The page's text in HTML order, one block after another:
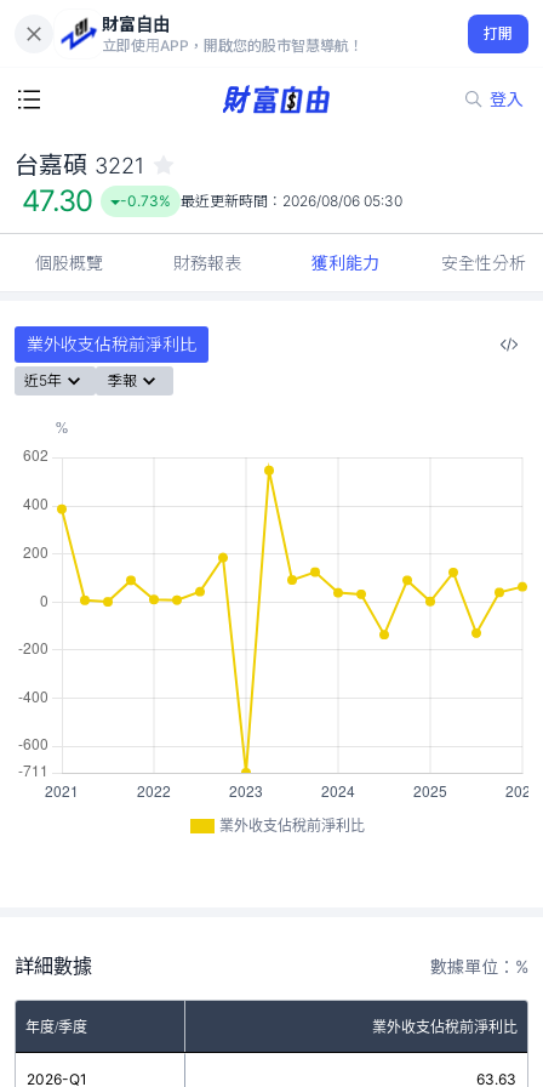
財富自由
立即使用APP，開啟您的股市智慧導航！
打開
登入
47.30
-0.73%
台嘉碩 3221
47.30 -0.73% 最近更新時間： 2026/08/06 05:30
個股概覽 財務報表 獲利能力 安全性分析
業外收支佔稅前淨利比
近5年 季報
業外收支佔稅前淨利比
詳細數據 數據單位：%
年度/季度 業外收支佔稅前淨利比
2026-Q1 63.63